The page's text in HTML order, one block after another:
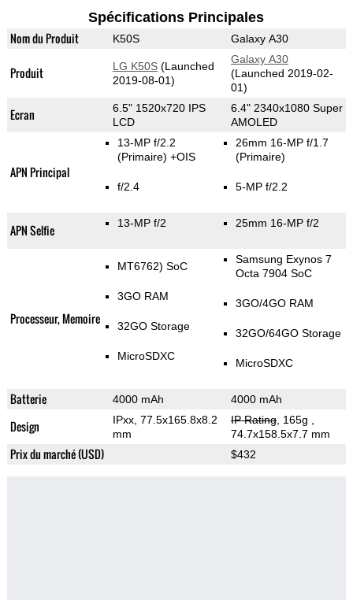
Spécifications Principales
Nom du Produit K50S Galaxy A30
Produit LG K50S(Launched
2019-08-01)
Galaxy A30
(Launched 2019-02-
01)
Ecran
6.5" 1520x720 IPS
LCD
6.4" 2340x1080 Super
AMOLED
APN Principal
13-MP f/2.2
(Primaire) +OIS
f/2.4
26mm 16-MP f/1.7
(Primaire)
5-MP f/2.2
APN Selfie 13-MP f/2 25mm 16-MP f/2
Processeur, Memoire
MT6762) SoC
3GO RAM
32GO Storage
MicroSDXC
Samsung Exynos 7
Octa 7904 SoC
3GO/4GO RAM
32GO/64GO Storage
MicroSDXC
Batterie 4000 mAh 4000 mAh
Design
IPxx, 77.5x165.8x8.2
mm
IP Rating, 165g
74.7x158.5x7.7 mm
Prix du marché (USD) $432